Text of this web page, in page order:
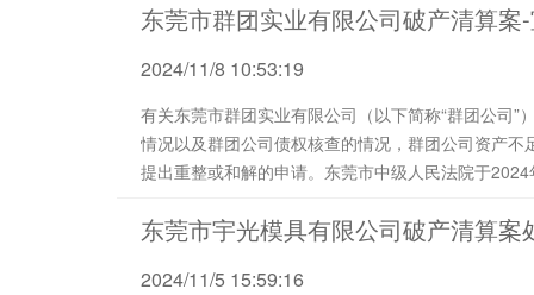
东莞市群团实业有限公司破产清算案
2024/11/8 10:53:19
有关东莞市群团实业有限公司（以下简称“群团公司
情况以及群团公司债权核查的情况，群团公司资产
提出重整或和解的申请。东莞市中级人民法院于
东莞市宇光模具有限公司破产清算案
2024/11/5 15:59:16